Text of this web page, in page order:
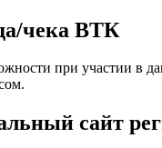
чека ВТК
при участии в
сайт